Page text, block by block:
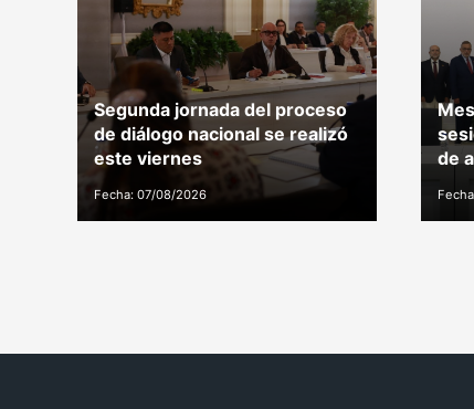
Segunda jornada del proceso
de diálogo nacional se realizó
este viernes
Fecha: 07/08/2026
de